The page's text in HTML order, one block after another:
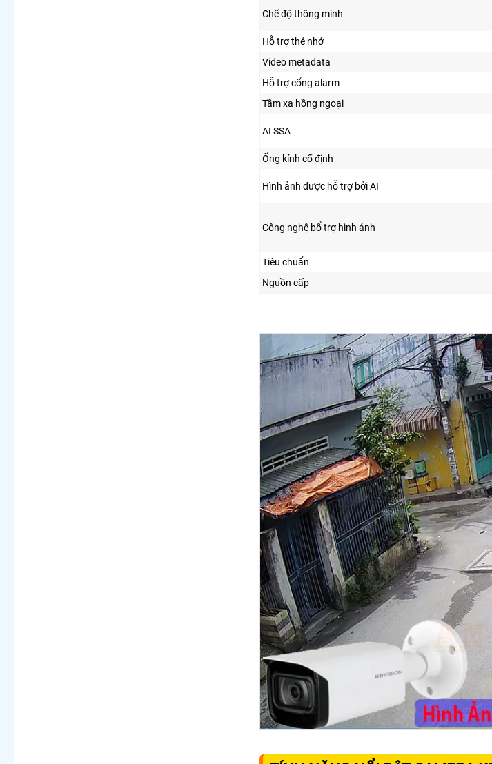
Chế độ thông minh
Hỗ trợ thẻ nhớ
Video metadata
Hỗ trợ cổng alarm
Tầm xa hồng ngoại
AI SSA
Ống kính cố định
Hình ảnh được hỗ trợ bởi AI
Công nghệ bổ trợ hình ảnh
Tiêu chuẩn
Nguồn cấp